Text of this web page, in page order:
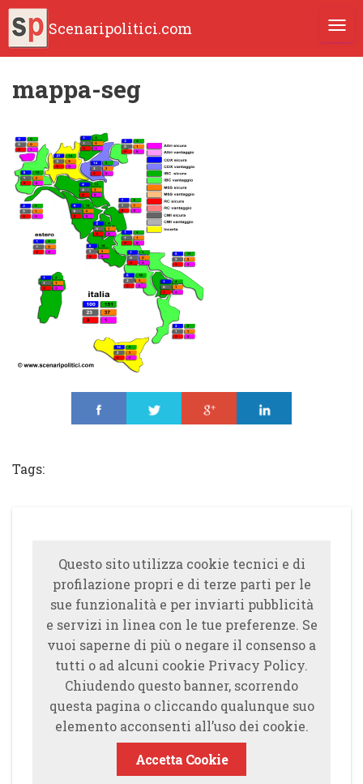
Scenaripolitici.com
mappa-seg
Tags:
Questo sito utilizza cookie tecnici e di
profilazione propri e di terze parti per le
sue funzionalità e per inviarti pubblicità
e servizi in linea con le tue preferenze. Se
vuoi saperne di più o negare il consenso a
tutti o ad alcuni cookie Privacy Policy.
Chiudendo questo banner, scorrendo
questa pagina o cliccando qualunque suo
elemento acconsenti all’uso dei cookie.
Accetta Cookie